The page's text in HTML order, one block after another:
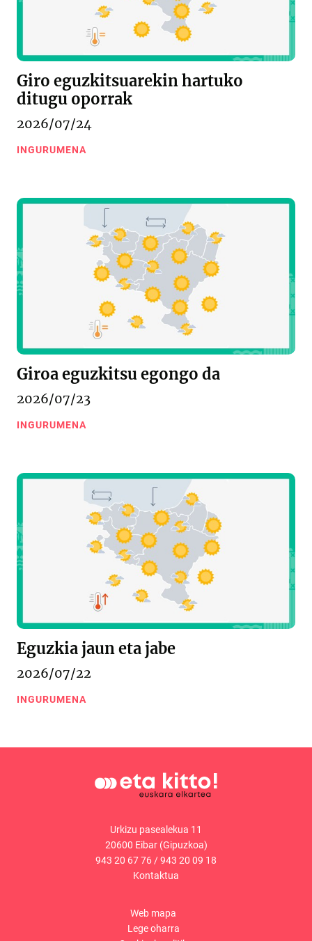
Giro eguzkitsuarekin hartuko
ditugu oporrak
2026/07/24
INGURUMENA
Giroa eguzkitsu egongo da
2026/07/23
INGURUMENA
Eguzkia jaun eta jabe
2026/07/22
INGURUMENA
Urkizu pasealekua 11
20600 Eibar (Gipuzkoa)
943 20 67 76 /943 20 09 18
Kontaktua
Web mapa
Lege oharra